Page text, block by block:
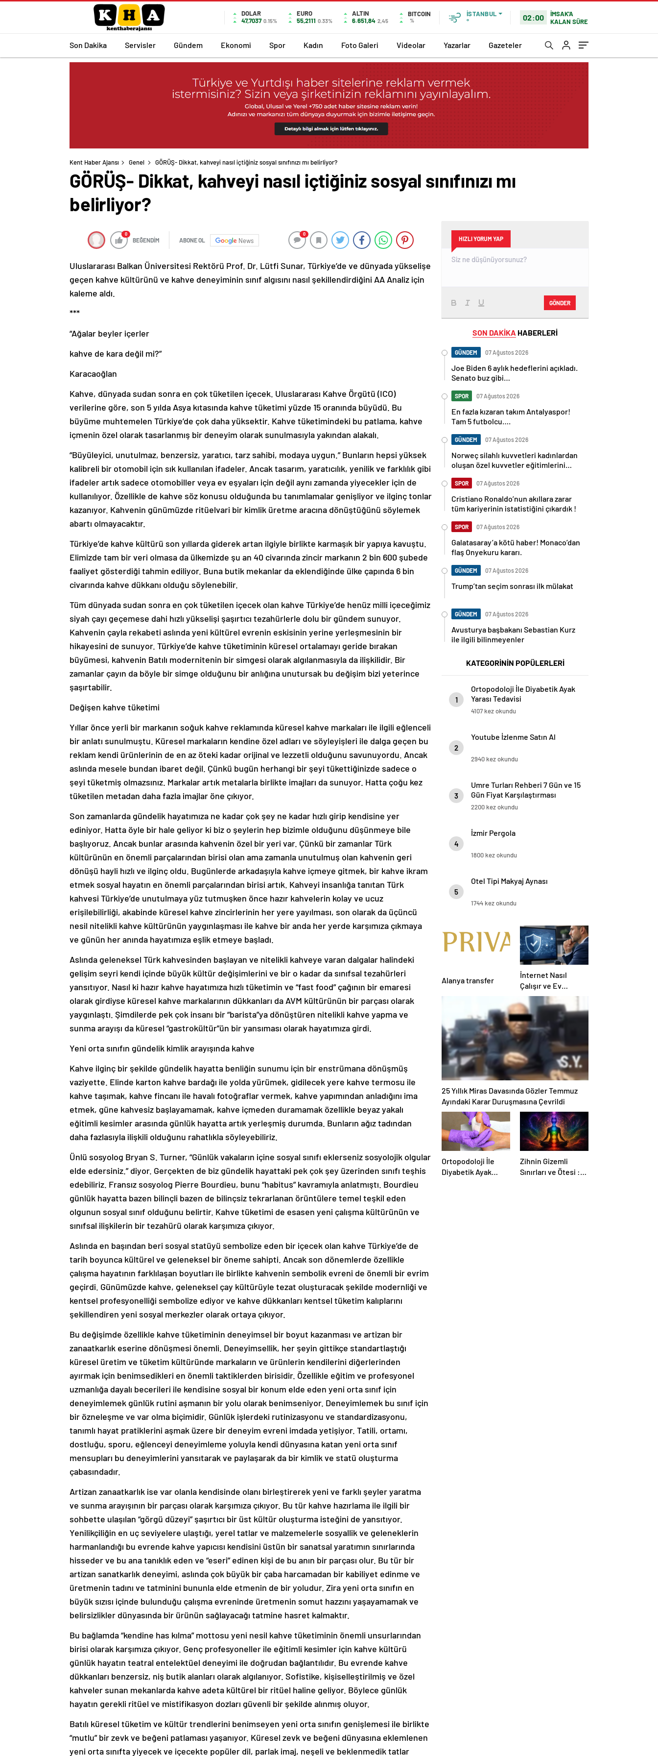
DOLAR
47,7037 0.15%
EURO
55,2111 0.33%
ALTIN
6.651,84 2,45
BITCOIN
%
İSTANBUL
°
02:00
İMSAK'A
KALAN SÜRE
Son Dakika Servisler Gündem Ekonomi Spor Kadın Foto Galeri Videolar Yazarlar Gazeteler
Kent Haber Ajansı Genel GÖRÜŞ- Dikkat, kahveyi nasıl içtiğiniz sosyal sınıfınızı mı belirliyor?
GÖRÜŞ- Dikkat, kahveyi nasıl içtiğiniz sosyal sınıfınızı mı
belirliyor?
0
BEĞENDİM ABONE OL News
0
Uluslararası Balkan Üniversitesi Rektörü Prof. Dr. Lütfi Sunar, Türkiye’de ve dünyada yükselişe
geçen kahve kültürünü ve kahve deneyiminin sınıf algısını nasıl şekillendirdiğini AA Analiz için
kaleme aldı.
***
“Ağalar beyler içerler
kahve de kara değil mi?”
Karacaoğlan
Kahve, dünyada sudan sonra en çok tüketilen içecek. Uluslararası Kahve Örgütü (ICO)
verilerine göre, son 5 yılda Asya kıtasında kahve tüketimi yüzde 15 oranında büyüdü. Bu
büyüme muhtemelen Türkiye’de çok daha yüksektir. Kahve tüketimindeki bu patlama, kahve
içmenin özel olarak tasarlanmış bir deneyim olarak sunulmasıyla yakından alakalı.
“Büyüleyici, unutulmaz, benzersiz, yaratıcı, tarz sahibi, modaya uygun.” Bunların hepsi yüksek
kalibreli bir otomobil için sık kullanılan ifadeler. Ancak tasarım, yaratıcılık, yenilik ve farklılık gibi
ifadeler artık sadece otomobiller veya ev eşyaları için değil aynı zamanda yiyecekler için de
kullanılıyor. Özellikle de kahve söz konusu olduğunda bu tanımlamalar genişliyor ve ilginç tonlar
kazanıyor. Kahvenin günümüzde ritüelvari bir kimlik üretme aracına dönüştüğünü söylemek
abartı olmayacaktır.
Türkiye’de kahve kültürü son yıllarda giderek artan ilgiyle birlikte karmaşık bir yapıya kavuştu.
Elimizde tam bir veri olmasa da ülkemizde şu an 40 civarında zincir markanın 2 bin 600 şubede
faaliyet gösterdiği tahmin ediliyor. Buna butik mekanlar da eklendiğinde ülke çapında 6 bin
civarında kahve dükkanı olduğu söylenebilir.
Tüm dünyada sudan sonra en çok tüketilen içecek olan kahve Türkiye’de henüz milli içeceğimiz
siyah çayı geçemese dahi hızlı yükselişi şaşırtıcı tezahürlerle dolu bir gündem sunuyor.
Kahvenin çayla rekabeti aslında yeni kültürel evrenin eskisinin yerine yerleşmesinin bir
hikayesini de sunuyor. Türkiye’de kahve tüketiminin küresel ortalamayı geride bırakan
büyümesi, kahvenin Batılı modernitenin bir simgesi olarak algılanmasıyla da ilişkilidir. Bir
zamanlar çayın da böyle bir simge olduğunu bir anlığına unutursak bu değişim bizi yeterince
şaşırtabilir.
Değişen kahve tüketimi
Yıllar önce yerli bir markanın soğuk kahve reklamında küresel kahve markaları ile ilgili eğlenceli
bir anlatı sunulmuştu. Küresel markaların kendine özel adları ve söyleyişleri ile dalga geçen bu
reklam kendi ürünlerinin de en az öteki kadar orijinal ve lezzetli olduğunu savunuyordu. Ancak
aslında mesele bundan ibaret değil. Çünkü bugün herhangi bir şeyi tükettiğinizde sadece o
şeyi tüketmiş olmazsınız. Markalar artık metalarla birlikte imajları da sunuyor. Hatta çoğu kez
tüketilen metadan daha fazla imajlar öne çıkıyor.
Son zamanlarda gündelik hayatımıza ne kadar çok şey ne kadar hızlı girip kendisine yer
ediniyor. Hatta öyle bir hale geliyor ki biz o şeylerin hep bizimle olduğunu düşünmeye bile
başlıyoruz. Ancak bunlar arasında kahvenin özel bir yeri var. Çünkü bir zamanlar Türk
kültürünün en önemli parçalarından birisi olan ama zamanla unutulmuş olan kahvenin geri
dönüşü hayli hızlı ve ilginç oldu. Bugünlerde arkadaşıyla kahve içmeye gitmek, bir kahve ikram
etmek sosyal hayatın en önemli parçalarından birisi artık. Kahveyi insanlığa tanıtan Türk
kahvesi Türkiye’de unutulmaya yüz tutmuşken önce hazır kahvelerin kolay ve ucuz
erişilebilirliği, akabinde küresel kahve zincirlerinin her yere yayılması, son olarak da üçüncü
nesil nitelikli kahve kültürünün yaygınlaşması ile kahve bir anda her yerde karşımıza çıkmaya
ve günün her anında hayatımıza eşlik etmeye başladı.
Aslında geleneksel Türk kahvesinden başlayan ve nitelikli kahveye varan dalgalar halindeki
gelişim seyri kendi içinde büyük kültür değişimlerini ve bir o kadar da sınıfsal tezahürleri
yansıtıyor. Nasıl ki hazır kahve hayatımıza hızlı tüketimin ve “fast food” çağının bir emaresi
olarak girdiyse küresel kahve markalarının dükkanları da AVM kültürünün bir parçası olarak
yaygınlaştı. Şimdilerde pek çok insanı bir “barista”ya dönüştüren nitelikli kahve yapma ve
sunma arayışı da küresel “gastrokültür”ün bir yansıması olarak hayatımıza girdi.
Yeni orta sınıfın gündelik kimlik arayışında kahve
Kahve ilginç bir şekilde gündelik hayatta benliğin sunumu için bir enstrümana dönüşmüş
vaziyette. Elinde karton kahve bardağı ile yolda yürümek, gidilecek yere kahve termosu ile
kahve taşımak, kahve fincanı ile havalı fotoğraflar vermek, kahve yapımından anladığını ima
etmek, güne kahvesiz başlayamamak, kahve içmeden duramamak özellikle beyaz yakalı
eğitimli kesimler arasında günlük hayatta artık yerleşmiş durumda. Bunların ağız tadından
daha fazlasıyla ilişkili olduğunu rahatlıkla söyleyebiliriz.
Ünlü sosyolog Bryan S. Turner, “Günlük vakaların içine sosyal sınıfı eklerseniz sosyolojik olgular
elde edersiniz.” diyor. Gerçekten de biz gündelik hayattaki pek çok şey üzerinden sınıfı teşhis
edebiliriz. Fransız sosyolog Pierre Bourdieu, bunu “habitus” kavramıyla anlatmıştı. Bourdieu
günlük hayatta bazen bilinçli bazen de bilinçsiz tekrarlanan örüntülere temel teşkil eden
olgunun sosyal sınıf olduğunu belirtir. Kahve tüketimi de esasen yeni çalışma kültürünün ve
sınıfsal ilişkilerin bir tezahürü olarak karşımıza çıkıyor.
Aslında en başından beri sosyal statüyü sembolize eden bir içecek olan kahve Türkiye’de de
tarih boyunca kültürel ve geleneksel bir öneme sahipti. Ancak son dönemlerde özellikle
çalışma hayatının farklılaşan boyutları ile birlikte kahvenin sembolik evreni de önemli bir evrim
geçirdi. Günümüzde kahve, geleneksel çay kültürüyle tezat oluşturacak şekilde modernliği ve
kentsel profesyonelliği sembolize ediyor ve kahve dükkanları kentsel tüketim kalıplarını
şekillendiren yeni sosyal merkezler olarak ortaya çıkıyor.
Bu değişimde özellikle kahve tüketiminin deneyimsel bir boyut kazanması ve artizan bir
zanaatkarlık eserine dönüşmesi önemli. Deneyimsellik, her şeyin gittikçe standartlaştığı
küresel üretim ve tüketim kültüründe markaların ve ürünlerin kendilerini diğerlerinden
ayırmak için benimsedikleri en önemli taktiklerden birisidir. Özellikle eğitim ve profesyonel
uzmanlığa dayalı becerileri ile kendisine sosyal bir konum elde eden yeni orta sınıf için
deneyimlemek günlük rutini aşmanın bir yolu olarak benimseniyor. Deneyimlemek bu sınıf için
bir özneleşme ve var olma biçimidir. Günlük işlerdeki rutinizasyonu ve standardizasyonu,
tanımlı hayat pratiklerini aşmak üzere bir deneyim evreni imdada yetişiyor. Tatili, ortamı,
dostluğu, sporu, eğlenceyi deneyimleme yoluyla kendi dünyasına katan yeni orta sınıf
mensupları bu deneyimlerini yansıtarak ve paylaşarak da bir kimlik ve statü oluşturma
çabasındadır.
Artizan zanaatkarlık ise var olanla kendisinde olanı birleştirerek yeni ve farklı şeyler yaratma
ve sunma arayışının bir parçası olarak karşımıza çıkıyor. Bu tür kahve hazırlama ile ilgili bir
sohbette ulaşılan “görgü düzeyi” şaşırtıcı bir üst kültür oluşturma isteğini de yansıtıyor.
Yenilikçiliğin en uç seviyelere ulaştığı, yerel tatlar ve malzemelerle sosyallik ve geleneklerin
harmanlandığı bu evrende kahve yapıcısı kendisini üstün bir sanatsal yaratımın sınırlarında
hisseder ve bu ana tanıklık eden ve “eseri” edinen kişi de bu anın bir parçası olur. Bu tür bir
artizan sanatkarlık deneyimi, aslında çok büyük bir çaba harcamadan bir kabiliyet edinme ve
üretmenin tadını ve tatminini bununla elde etmenin de bir yoludur. Zira yeni orta sınıfın en
büyük sızısı içinde bulunduğu çalışma evreninde üretmenin somut hazzını yaşayamamak ve
belirsizlikler dünyasında bir ürünün sağlayacağı tatmine hasret kalmaktır.
Bu bağlamda “kendine has kılma” mottosu yeni nesil kahve tüketiminin önemli unsurlarından
birisi olarak karşımıza çıkıyor. Genç profesyoneller ile eğitimli kesimler için kahve kültürü
günlük hayatın teatral entelektüel deneyimi ile doğrudan bağlantılıdır. Bu evrende kahve
dükkanları benzersiz, niş butik alanları olarak algılanıyor. Sofistike, kişiselleştirilmiş ve özel
kahveler sunan mekanlarda kahve adeta kültürel bir ritüel haline geliyor. Böylece günlük
hayatın gerekli ritüel ve mistifikasyon dozları güvenli bir şekilde alınmış oluyor.
Batılı küresel tüketim ve kültür trendlerini benimseyen yeni orta sınıfın genişlemesi ile birlikte
“mutlu” bir zevk ve beğeni patlaması yaşanıyor. Küresel zevk ve beğeni dünyasına eklemlenen
yeni orta sınıfta yiyecek ve içecekte popüler dil, parlak imaj, neşeli ve beklenmedik tatlar
HIZLI YORUM YAP
GÖNDER
SON DAKİKA HABERLERİ
GÜNDEM 07 Ağustos 2026
Joe Biden 6 aylık hedeflerini açıkladı.
Senato buz gibi…
SPOR 07 Ağustos 2026
En fazla kızaran takım Antalyaspor!
Tam 5 futbolcu….
GÜNDEM 07 Ağustos 2026
Norweç silahlı kuvvetleri kadınlardan
oluşan özel kuvvetler eğitimlerini
SPOR 07 Ağustos 2026
Cristiano Ronaldo’nun akıllara zarar
tüm kariyerinin istatistiğini çıkardık !
SPOR 07 Ağustos 2026
Galatasaray’a kötü haber! Monaco’dan
flaş Onyekuru kararı.
GÜNDEM 07 Ağustos 2026
Trump’tan seçim sonrası ilk mülakat
GÜNDEM 07 Ağustos 2026
Avusturya başbakanı Sebastian Kurz
ile ilgili bilinmeyenler
KATEGORİNİN POPÜLERLERİ
1
Ortopodoloji İle Diyabetik Ayak
Yarası Tedavisi
4107 kez okundu
2
Youtube İzlenme Satın Al
2940 kez okundu
3
Umre Turları Rehberi 7 Gün ve 15
Gün Fiyat Karşılaştırması
2200 kez okundu
4
İzmir Pergola
1800 kez okundu
5
Otel Tipi Makyaj Aynası
1744 kez okundu
Alanya transfer
İnternet Nasıl
Çalışır ve Ev
Interneti Seçerken
Nelere Dikkat
Etmelisiniz
25 Yıllık Miras Davasında Gözler Temmuz
Ayındaki Karar Duruşmasına Çevrildi
Ortopodoloji İle
Diyabetik Ayak
Zihnin Gizemli
Sınırları ve Ötesi :